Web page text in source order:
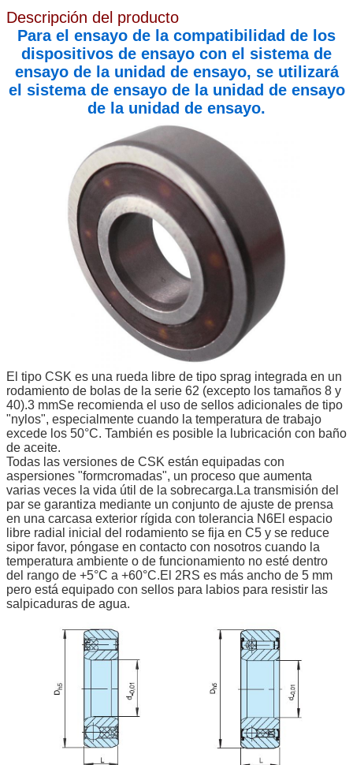
Descripción del producto
Para el ensayo de la compatibilidad de los
dispositivos de ensayo con el sistema de
ensayo de la unidad de ensayo, se utilizará
el sistema de ensayo de la unidad de ensayo
de la unidad de ensayo.
El tipo CSK es una rueda libre de tipo sprag integrada en un
rodamiento de bolas de la serie 62 (excepto los tamaños 8 y
40).3 mmSe recomienda el uso de sellos adicionales de tipo
"nylos", especialmente cuando la temperatura de trabajo
excede los 50°C. También es posible la lubricación con baño
de aceite.
Todas las versiones de CSK están equipadas con
aspersiones "formcromadas", un proceso que aumenta
varias veces la vida útil de la sobrecarga.La transmisión del
par se garantiza mediante un conjunto de ajuste de prensa
en una carcasa exterior rígida con tolerancia N6El espacio
libre radial inicial del rodamiento se fija en C5 y se reduce
sipor favor, póngase en contacto con nosotros cuando la
temperatura ambiente o de funcionamiento no esté dentro
del rango de +5°C a +60°C.El 2RS es más ancho de 5 mm
pero está equipado con sellos para labios para resistir las
salpicaduras de agua.